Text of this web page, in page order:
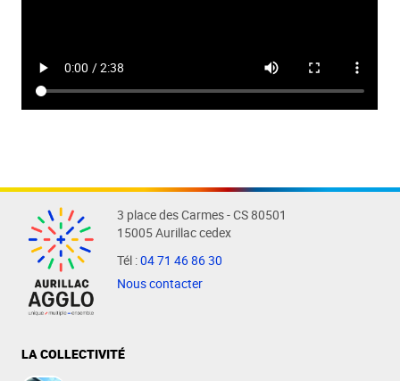
3 place des Carmes - CS 80501
15005 Aurillac cedex
Tél :04 71 46 86 30
Nous contacter
LA COLLECTIVITÉ